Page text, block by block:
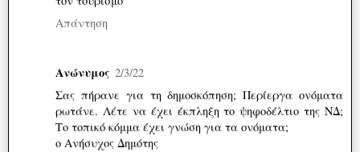
Απάντηση
Ανώνυμος 2/3/22
Σας πήρανε για τη δημοσκόπηση; Περίεργα ονόματα
ρωτάνε. Λέτε να έχει έκπληξη το ψηφοδέλτιο της ΝΔ;
Το τοπικό κόμμα έχει γνώση για τα ονόματα;
ο Ανήσυχος Δημότης